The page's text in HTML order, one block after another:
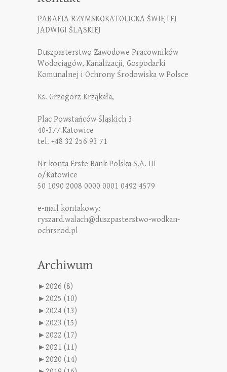
PARAFIA RZYMSKOKATOLICKA ŚWIĘTEJ
JADWIGI ŚLĄSKIEJ
Duszpasterstwo Zawodowe Pracowników
Wodociągów, Kanalizacji, Gospodarki
Komunalnej i Ochrony Środowiska w Polsce
Ks. Grzegorz Krząkała,
Plac Powstańców Śląskich 3
40-377 Katowice
tel. +48 32 256 93 71
Nr konta Erste Bank Polska S.A. III
o/Katowice
50 1090 2008 0000 0001 0492 4579
e-mail kontakowy:
ryszard.walach@duszpasterstwo-wodkan-
ochrsrod.pl
Archiwum
►2026 (8)
►2025 (10)
►2024 (13)
►2023 (15)
►2022 (17)
►2021 (11)
►2020 (14)